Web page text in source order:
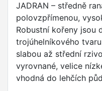
JADRAN – středně
polovzpřímenou,
Robustní kořeny jsou
trojúhelníkového
slabou až střední
vyrovnané, velice
vhodná do lehčích